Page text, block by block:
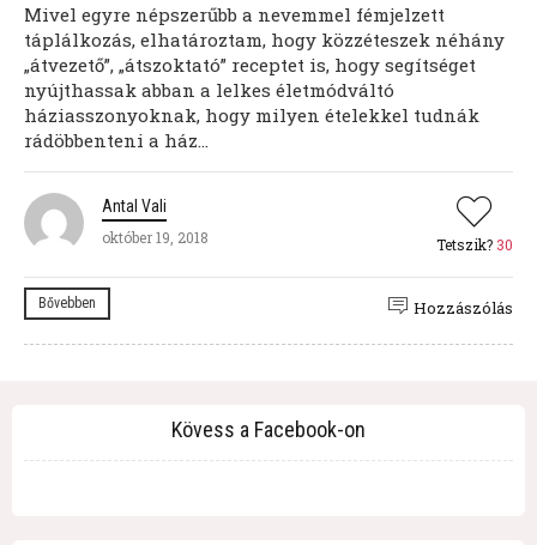
Mivel egyre népszerűbb a nevemmel fémjelzett
táplálkozás, elhatároztam, hogy közzéteszek néhány
„átvezető”, „átszoktató” receptet is, hogy segítséget
nyújthassak abban a lelkes életmódváltó
háziasszonyoknak, hogy milyen ételekkel tudnák
rádöbbenteni a ház...
Antal Vali
október 19, 2018
Tetszik? 30
Bővebben Hozzászólás
Kövess a Facebook-on